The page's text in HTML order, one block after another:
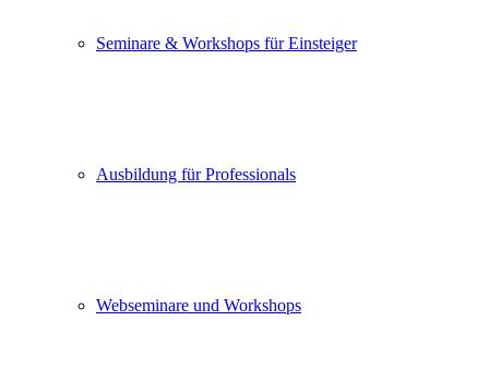
Seminare & Workshops für Einsteiger
Ausbildung für Professionals
Webseminare und Workshops